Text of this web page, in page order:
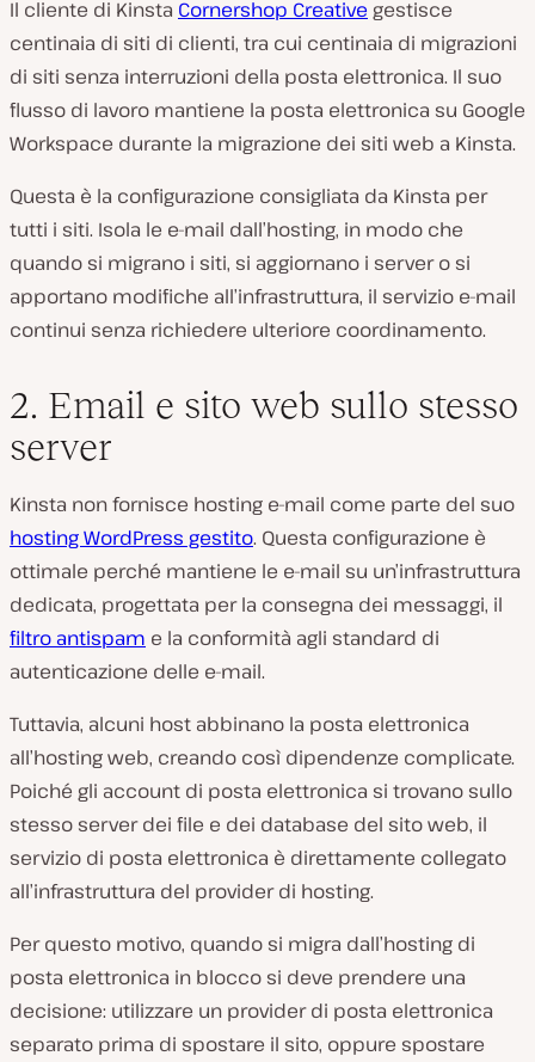
Il cliente di Kinsta Cornershop Creative gestisce
centinaia di siti di clienti, tra cui centinaia di migrazioni
di siti senza interruzioni della posta elettronica. Il suo
flusso di lavoro mantiene la posta elettronica su Google
Workspace durante la migrazione dei siti web a Kinsta.
Questa è la configurazione consigliata da Kinsta per
tutti i siti. Isola le e-mail dall’hosting, in modo che
quando si migrano i siti, si aggiornano i server o si
apportano modifiche all’infrastruttura, il servizio e-mail
continui senza richiedere ulteriore coordinamento.
2. Email e sito web sullo stesso
server
Kinsta non fornisce hosting e-mail come parte del suo
hosting WordPress gestito. Questa configurazione è
ottimale perché mantiene le e-mail su un’infrastruttura
dedicata, progettata per la consegna dei messaggi, il
filtro antispam e la conformità agli standard di
autenticazione delle e-mail.
Tuttavia, alcuni host abbinano la posta elettronica
all’hosting web, creando così dipendenze complicate.
Poiché gli account di posta elettronica si trovano sullo
stesso server dei file e dei database del sito web, il
servizio di posta elettronica è direttamente collegato
all’infrastruttura del provider di hosting.
Per questo motivo, quando si migra dall’hosting di
posta elettronica in blocco si deve prendere una
decisione: utilizzare un provider di posta elettronica
separato prima di spostare il sito, oppure spostare